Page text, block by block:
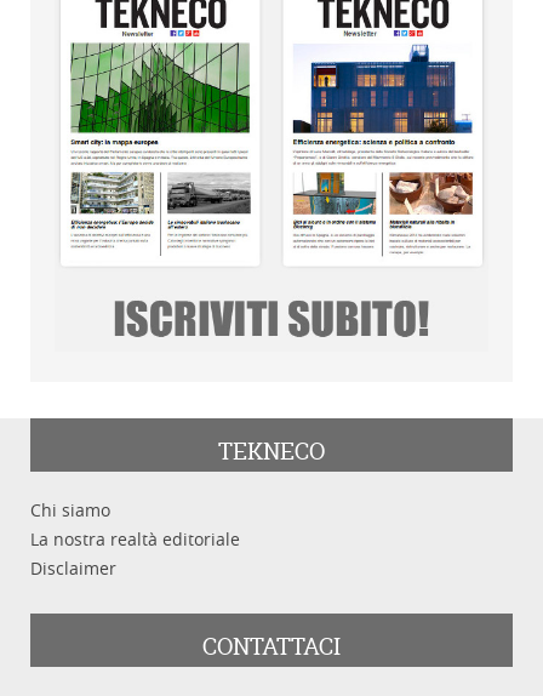
TEKNECO
Chi siamo
La nostra realtà editoriale
Disclaimer
CONTATTACI